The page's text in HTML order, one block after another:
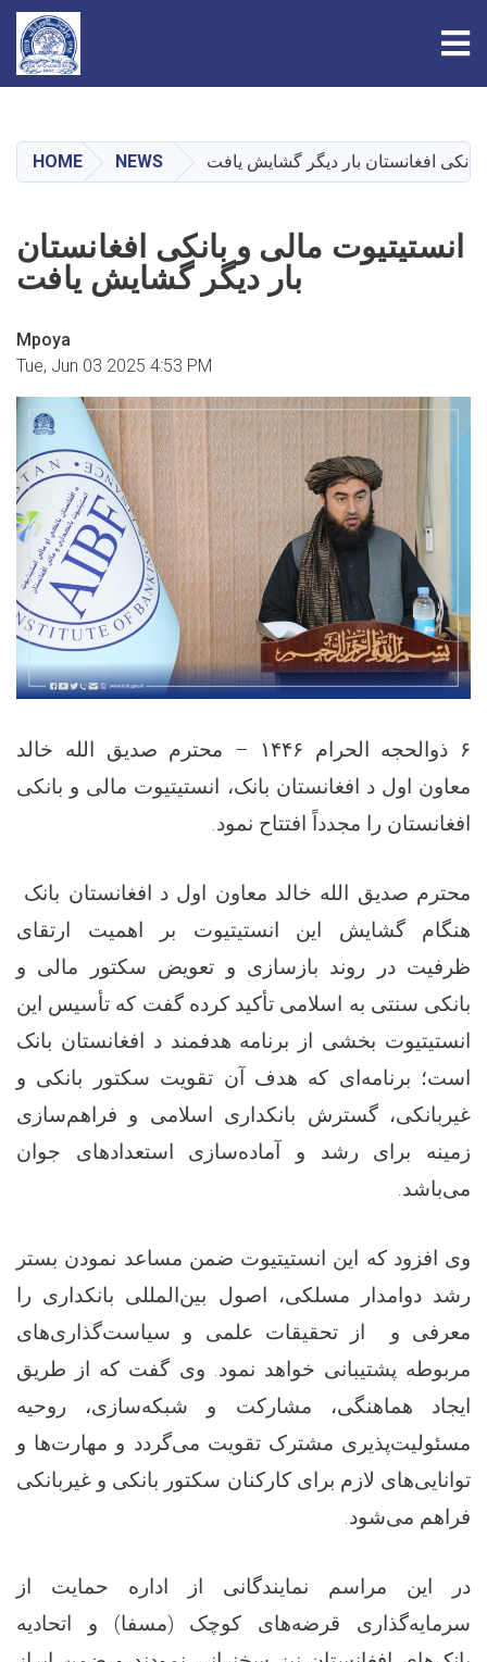
main
content
HOME NEWS بانکی افغانستان بار دیگر گشایش یافت
انستیتیوت مالی و بانکی افغانستان
بار دیگر گشایش یافت
Mpoya
Tue, Jun 03 2025 4:53 PM
۶ ذوالحجه الحرام ۱۴۴۶ –
محترم صدیق الله خالد
معاون اول د افغانستان بانک، انستیتیوت مالی و بانکی
افغانستان را مجدداً افتتاح نمود.
محترم صدیق الله خالد معاون اول د افغانستان بانک
هنگام گشایش این انستیتیوت بر اهمیت ارتقای
ظرفیت‌ در روند بازسازی و تعویض سکتور مالی و
بانکی سنتی به اسلامی تأکید کرده گفت که تأسیس این
انستیتیوت بخشی از برنامه هدفمند د افغانستان بانک
است؛ برنامه‌ای که هدف آن تقویت سکتور بانکی و
غیربانکی، گسترش بانکداری اسلامی و فراهم‌سازی
زمینه برای رشد و آماده‌سازی استعدادهای جوان
می‌باشد.
وی افزود که این انستیتیوت ضمن مساعد نمودن بستر
رشد دوامدار مسلکی، اصول بین‌المللی بانکداری را
معرفی و از تحقیقات علمی و سیاست‌گذاری‌های
مربوطه پشتیبانی خواهد نمود. وی گفت که از طریق
ایجاد هماهنگی، مشارکت و شبکه‌سازی، روحیه
مسئولیت‌پذیری مشترک تقویت می‌گردد و مهارت‌ها و
توانایی‌های لازم برای کارکنان سکتور بانکی و غیربانکی
فراهم می‌شود.
در این مراسم نمایندگانی از اداره حمایت از
سرمایه‌گذاری قرضه‌های کوچک (مسفا) و اتحادیه